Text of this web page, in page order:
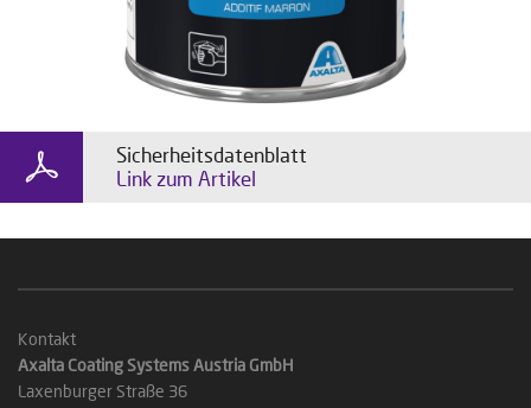
Sicherheitsdatenblatt
Link zum Artikel
Kontakt
Axalta Coating Systems Austria GmbH
Laxenburger Straße 36